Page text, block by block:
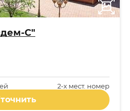
С"
2-x мест. номер